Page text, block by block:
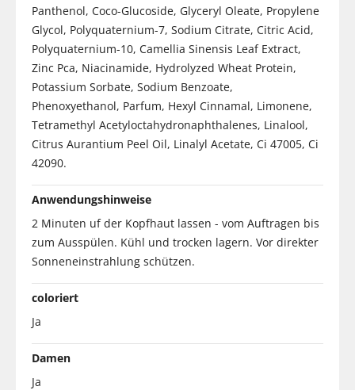
Panthenol, Coco-Glucoside, Glyceryl Oleate, Propylene
Glycol, Polyquaternium-7, Sodium Citrate, Citric Acid,
Polyquaternium-10, Camellia Sinensis Leaf Extract,
Zinc Pca, Niacinamide, Hydrolyzed Wheat Protein,
Potassium Sorbate, Sodium Benzoate,
Phenoxyethanol, Parfum, Hexyl Cinnamal, Limonene,
Tetramethyl Acetyloctahydronaphthalenes, Linalool,
Citrus Aurantium Peel Oil, Linalyl Acetate, Ci 47005, Ci
42090.
Anwendungshinweise
2 Minuten uf der Kopfhaut lassen - vom Auftragen bis
zum Ausspülen. Kühl und trocken lagern. Vor direkter
Sonneneinstrahlung schützen.
coloriert
Ja
Damen
Ja